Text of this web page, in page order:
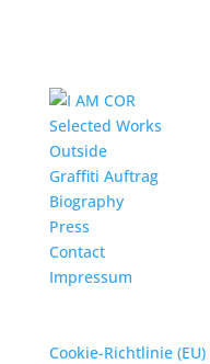
Selected Works
Outside
Graffiti Auftrag
Biography
Press
Contact
Impressum
Cookie-Richtlinie (EU)